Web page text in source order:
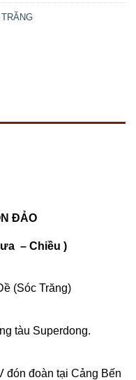
ĐẢO
– Chiều )
(Sóc Trăng)
tàu Superdong.
đón đoàn tại Cảng Bến